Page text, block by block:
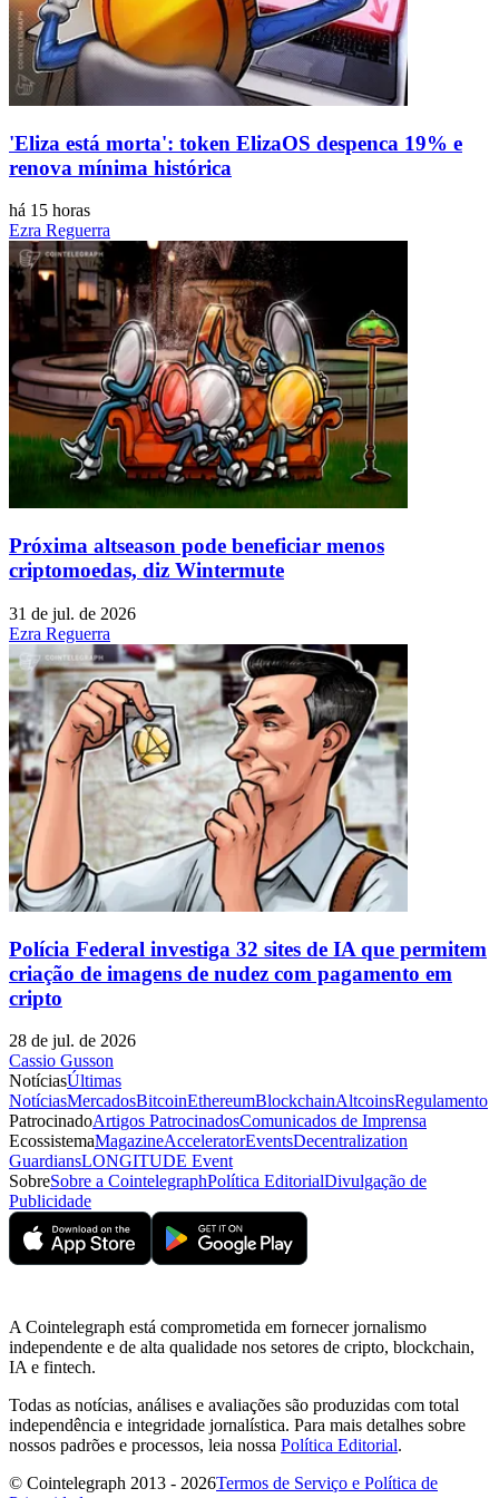
'Eliza está morta': token ElizaOS despenca 19% e
renova mínima histórica
há 15 horas
Ezra Reguerra
Próxima altseason pode beneficiar menos
criptomoedas, diz Wintermute
31 de jul. de 2026
Ezra Reguerra
Polícia Federal investiga 32 sites de IA que permitem
criação de imagens de nudez com pagamento em
cripto
28 de jul. de 2026
Cassio Gusson
NotíciasÚltimas
NotíciasMercadosBitcoinEthereumBlockchainAltcoinsRegulamento
PatrocinadoArtigos PatrocinadosComunicados de Imprensa
EcossistemaMagazineAcceleratorEventsDecentralization
GuardiansLONGITUDE Event
SobreSobre a CointelegraphPolítica EditorialDivulgação de
Publicidade
A Cointelegraph está comprometida em fornecer jornalismo
independente e de alta qualidade nos setores de cripto, blockchain,
IA e fintech.
Todas as notícias, análises e avaliações são produzidas com total
independência e integridade jornalística. Para mais detalhes sobre
nossos padrões e processos, leia nossa Política Editorial.
© Cointelegraph 2013 - 2026Termos de Serviço e Política de